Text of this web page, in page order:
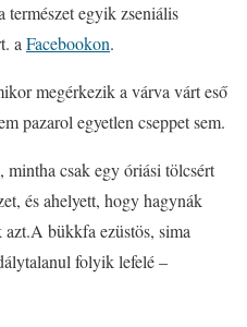
természet egyik zseniális
a Facebookon.
megérkezik a várva várt eső
pazarol egyetlen cseppet sem.
csak egy óriási tölcsért
és ahelyett, hogy hagynák
bükkfa ezüstös, sima
folyik lefelé –